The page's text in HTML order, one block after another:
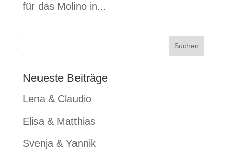
für das Molino in...
Neueste Beiträge
Lena & Claudio
Elisa & Matthias
Svenja & Yannik